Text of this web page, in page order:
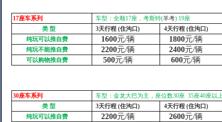
17座车系列 车型：全顺17座，考斯特(羊考) 19座
类 型 3天行程 (住沟口 ) 4天行程(住沟口 )
纯玩可以推自费
1600元/辆 1800元/辆
纯玩不能推自费 2200元/辆 2400元/辆
可以购物推自费 500元/辆 600元/辆
30座车系列 车型：金龙大巴为主，座位数30座 35座40座以
类 型 3天行程 (住沟口 ) 4天行程(住沟口 )
纯玩可以推自费
2200元/辆 2600元/辆